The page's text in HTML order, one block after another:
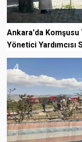
Ankara'da Komşusu
Yönetici Yardımcısı
4